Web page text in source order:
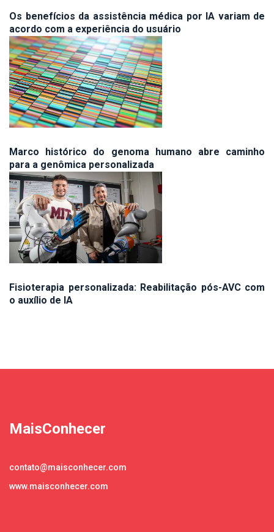
Os benefícios da assistência médica por IA variam de
acordo com a experiência do usuário
Marco histórico do genoma humano abre caminho
para a genômica personalizada
Fisioterapia personalizada: Reabilitação pós-AVC com
o auxílio de IA
MaisConhecer
contato@maisconhecer.com
www.maisconhecer.com